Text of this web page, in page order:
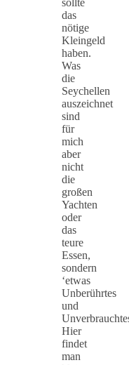
das
nötige
Kleingeld
haben.
Was
die
Seychellen
auszeichnet
sind
für
mich
aber
nicht
die
großen
Yachten
oder
das
teure
Essen,
sondern
‘etwas
Unberührtes
und
Hier
findet
man